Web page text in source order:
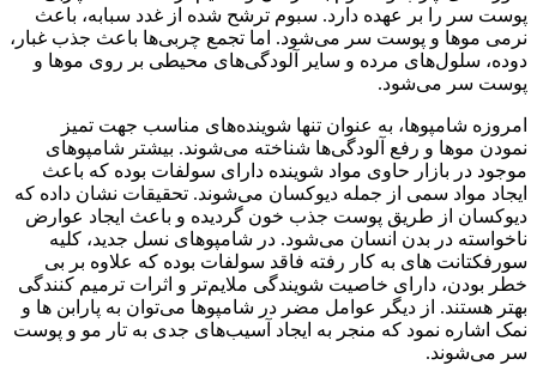
پوست سر را بر عهده دارد. سبوم ترشح شده از غدد سبابه، باعث
نرمی موها و پوست سر می‌شود. اما تجمع چربی‌ها باعث جذب غبار،
دوده، سلول‌های مرده و سایر آلودگی‌های محیطی بر روی موها و
پوست سر می‌شود.
امروزه شامپوها، به عنوان تنها شوینده‌های مناسب جهت تمیز
نمودن موها و رفع آلودگی‌ها شناخته می‌شوند. بیشتر شامپوهای
موجود در بازار حاوی مواد شوینده دارای سولفات بوده که باعث
ایجاد مواد سمی از جمله دیوکسان می‌شوند. تحقیقات نشان داده که
دیوکسان از طریق پوست جذب خون گردیده و باعث ایجاد عوارض
ناخواسته در بدن انسان می‌شود. در شامپوهای نسل جدید، کلیه
سورفکتانت های به کار رفته فاقد سولفات بوده که علاوه بر بی
خطر بودن، دارای خاصیت شویندگی ملایم‌تر و اثرات ترمیم کنندگی
بهتر هستند. از دیگر عوامل مضر در شامپوها می‌توان به پارابن ها و
نمک اشاره نمود که منجر به ایجاد آسیب‌های جدی به تار مو و پوست
سر می‌شوند.